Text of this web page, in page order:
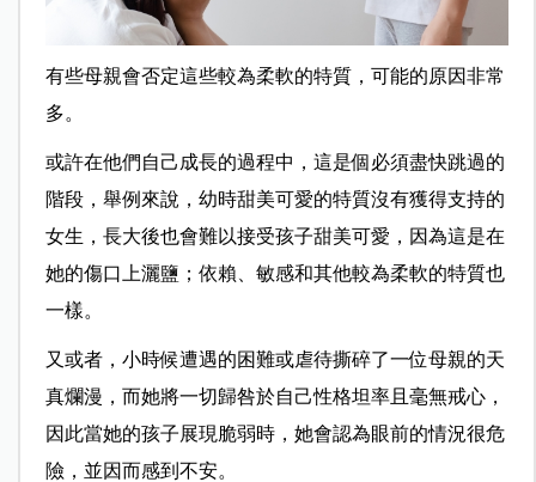
有些母親會否定這些較為柔軟的特質，可能的原因非常
多。
或許在他們自己成長的過程中，這是個必須盡快跳過的
階段，舉例來說，幼時甜美可愛的特質沒有獲得支持的
女生，長大後也會難以接受孩子甜美可愛，因為這是在
她的傷口上灑鹽；依賴、敏感和其他較為柔軟的特質也
一樣。
又或者，小時候遭遇的困難或虐待撕碎了一位母親的天
真爛漫，而她將一切歸咎於自己性格坦率且毫無戒心，
因此當她的孩子展現脆弱時，她會認為眼前的情況很危
險，並因而感到不安。